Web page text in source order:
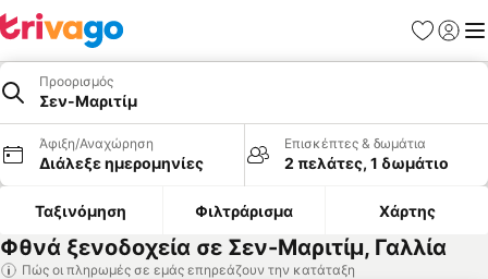
Προορισμός
Σεν-Μαριτίμ
Άφιξη/Αναχώρηση
Διάλεξε ημερομηνίες
Επισκέπτες & δωμάτια
2 πελάτες, 1 δωμάτιο
Ταξινόμηση Φιλτράρισμα Χάρτης
Φθνά ξενοδοχεία σε Σεν-Μαριτίμ, Γαλλία
Πώς οι πληρωμές σε εμάς επηρεάζουν την κατάταξη